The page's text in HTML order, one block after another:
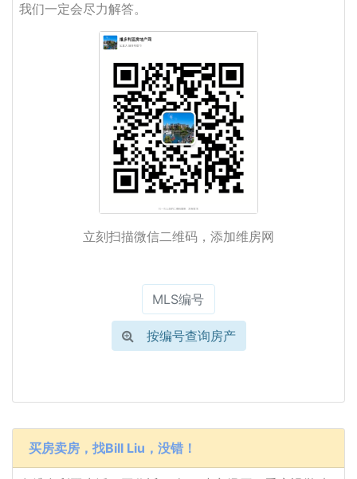
我们一定会尽力解答。
立刻扫描微信二维码，添加维房网
按编号查询房产
买房卖房，找Bill Liu，没错！